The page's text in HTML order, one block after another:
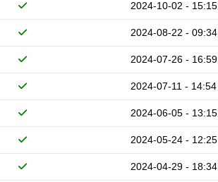
2024-10-02 - 15:15
2024-08-22 - 09:34
2024-07-26 - 16:59
2024-07-11 - 14:54
2024-06-05 - 13:15
2024-05-24 - 12:25
2024-04-29 - 18:34